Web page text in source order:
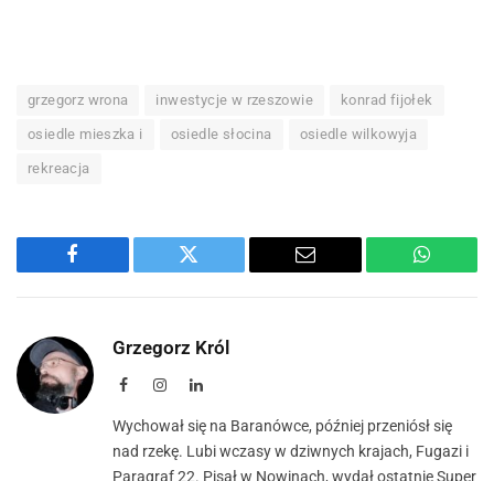
grzegorz wrona inwestycje w rzeszowie konrad fijołek
osiedle mieszka i osiedle słocina osiedle wilkowyja
rekreacja
Facebook Twitter Email
Grzegorz Król
FacebookInstagramLinkedIn
Wychował się na Baranówce, później przeniósł się
nad rzekę. Lubi wczasy w dziwnych krajach, Fugazi i
Paragraf 22. Pisał w Nowinach, wydał ostatnie Super